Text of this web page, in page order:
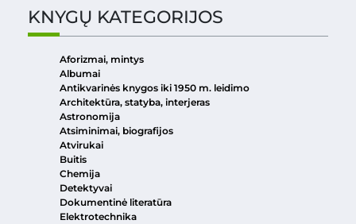
KNYGŲ KATEGORIJOS
Aforizmai, mintys
Albumai
Antikvarinės knygos iki 1950 m. leidimo
Architektūra, statyba, interjeras
Astronomija
Atsiminimai, biografijos
Atvirukai
Buitis
Chemija
Detektyvai
Dokumentinė literatūra
Elektrotechnika